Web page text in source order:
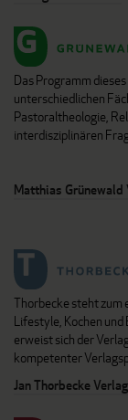
Das Programm
unterschiedlichen
Pastoraltheologie,
interdisziplinären
Matthias Grünewald
Thorbecke steht
Lifestyle, Kochen und
erweist sich der
kompetenter
Jan Thorbecke Verlag